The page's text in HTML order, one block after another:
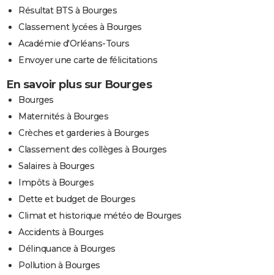
Résultat BTS à Bourges
Classement lycées à Bourges
Académie d'Orléans-Tours
Envoyer une carte de félicitations
En savoir plus sur Bourges
Bourges
Maternités à Bourges
Crèches et garderies à Bourges
Classement des collèges à Bourges
Salaires à Bourges
Impôts à Bourges
Dette et budget de Bourges
Climat et historique météo de Bourges
Accidents à Bourges
Délinquance à Bourges
Pollution à Bourges